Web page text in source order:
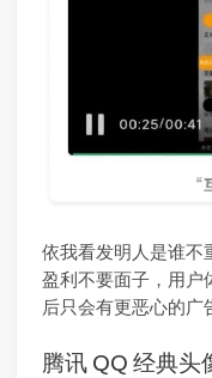
依我看发明人是谁不
盈利不要面子，用户
后只会有更恶心的广
腾讯 QQ 经典头